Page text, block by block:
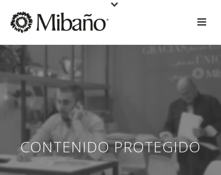
CONTENIDO PROTEGIDO